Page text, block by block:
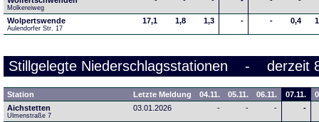
Molkereiweg
Wolpertswende
Aulendorfer Str. 17
17,1 1,8 1,3 - - 0,4
Stillgelegte Niederschlagsstationen - derzeit
Station Letzte Meldung 04.11. 05.11. 06.11. 07.11.
Aichstetten
Ulmenstraße 7
03.01.2026 - - - -